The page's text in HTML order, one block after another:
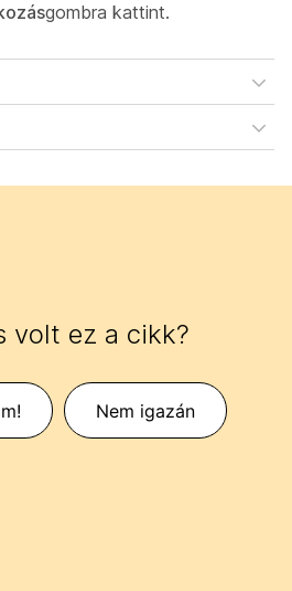
gombra kattint.
volt ez a cikk?
Nem igazán